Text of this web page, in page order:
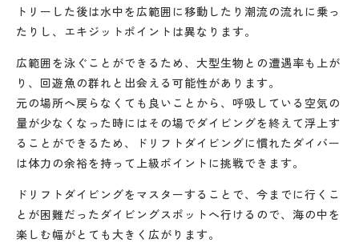
トリーした後は水中を広範囲に移動したり潮流の流れに乗っ
たりし、エキジットポイントは異なります。
広範囲を泳ぐことができるため、大型生物との遭遇率も上が
り、回遊魚の群れと出会える可能性があります。
元の場所へ戻らなくても良いことから、呼吸している空気の
量が少なくなった時にはその場でダイビングを終えて浮上す
ることができるため、ドリフトダイビングに慣れたダイバー
は体力の余裕を持って上級ポイントに挑戦できます。
ドリフトダイビングをマスターすることで、今までに行くこ
とが困難だったダイビングスポットへ行けるので、海の中を
楽しむ幅がとても大きく広がります。